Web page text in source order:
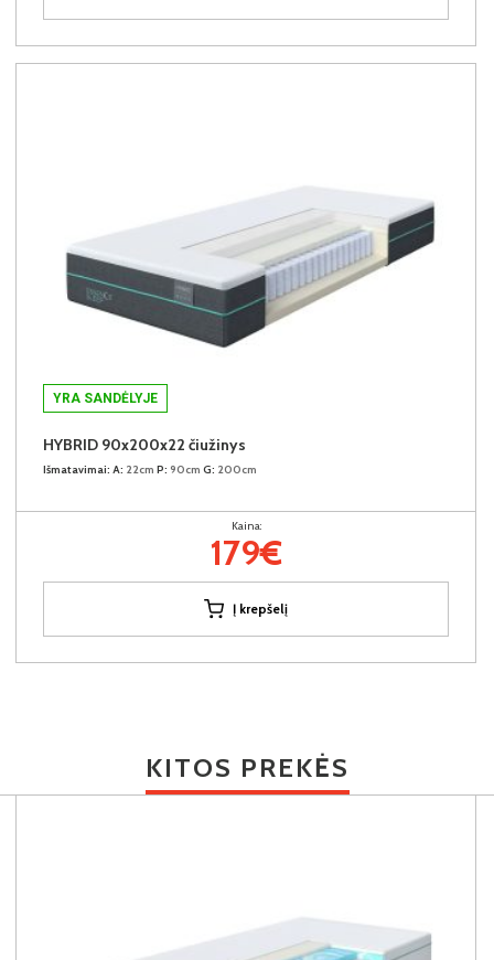
YRA SANDĖLYJE
HYBRID 90x200x22 čiužinys
Išmatavimai: A: 22cm P: 90cm G: 200cm
Kaina:
179€
Į krepšelį
KITOS PREKĖS